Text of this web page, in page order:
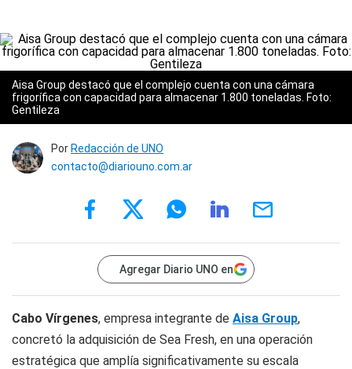
Aisa Group destacó que el complejo cuenta con una cámara
frigorífica con capacidad para almacenar 1.800 toneladas. Foto:
Gentileza
Por Redacción de UNO
contacto@diariouno.com.ar
Agregar Diario UNO en
Cabo Vírgenes, empresa integrante de Aisa Group,
concretó la adquisición de Sea Fresh, en una operación
estratégica que amplía significativamente su escala